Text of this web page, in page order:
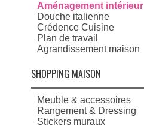
Aménagement intérieur
Douche italienne
Crédence Cuisine
Plan de travail
Agrandissement maison
SHOPPING MAISON
Meuble & accessoires
Rangement & Dressing
Stickers muraux